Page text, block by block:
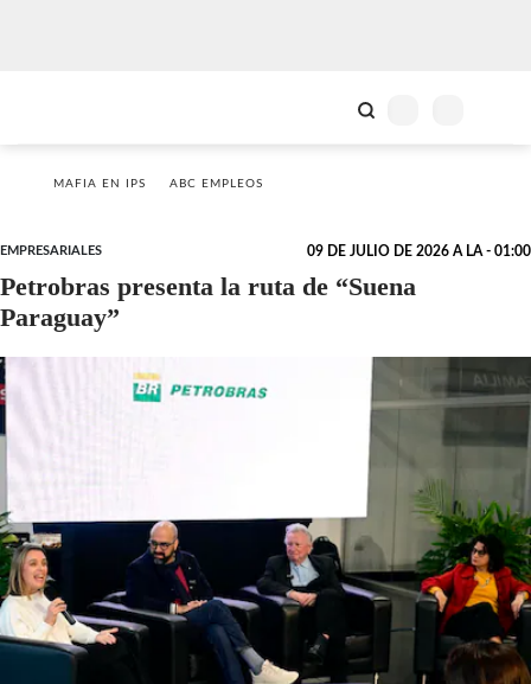
MAFIA EN IPS ABC EMPLEOS
EMPRESARIALES 09 DE JULIO DE 2026 A LA - 01:00
Petrobras presenta la ruta de “Suena
Paraguay”